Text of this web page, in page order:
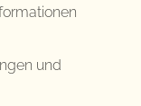
und